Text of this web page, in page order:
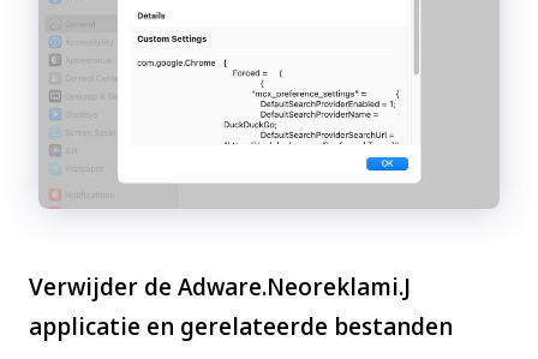
Verwijder de Adware.Neoreklami.J
applicatie en gerelateerde bestanden